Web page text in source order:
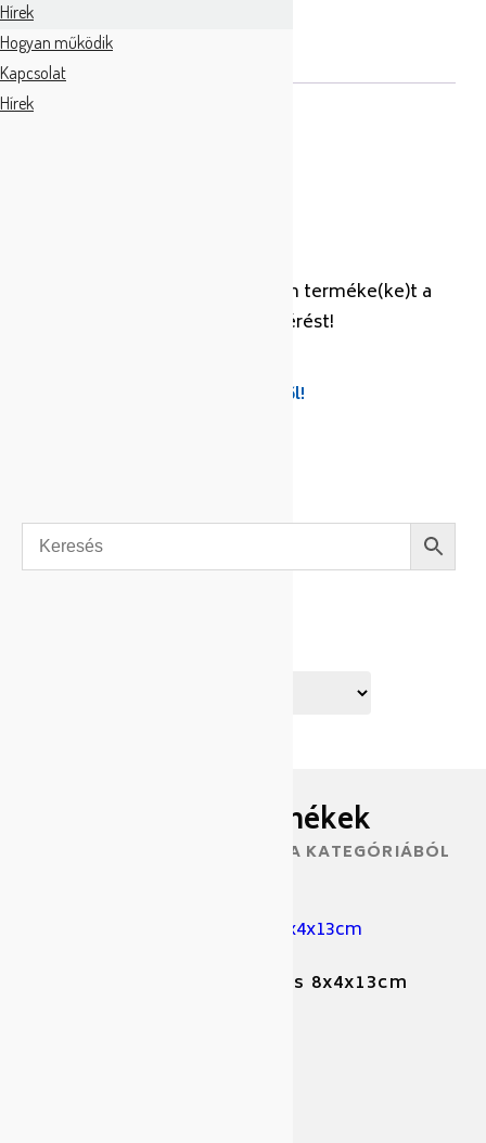
Leírás
Az árajánlatkérő lista üres, adjon terméke(ke)t a
listához és küldje el az ajánlatkérést!
Készítse el listáját több termékből!
Hasonló termékek
TOVÁBBI TERMÉKEK EBBŐL A KATEGÓRIÁBÓL
APS só-, borstartó állványos 8x4x13cm
Hírek
Hogyan működik
Kapcsolat
Hírek